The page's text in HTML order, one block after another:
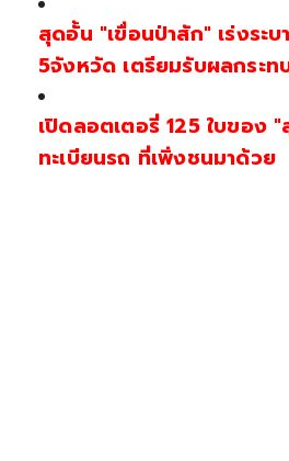
สุดอั้น "เขื่อนป่าสัก" เร่งระ
5จังหวัด เตรียมรับผลกระท
เปิดลอตเตอรี่ 125 ใบของ "
ทะเบียนรถ ที่เพิ่งชนมาด้วย